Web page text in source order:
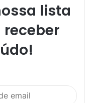
lista